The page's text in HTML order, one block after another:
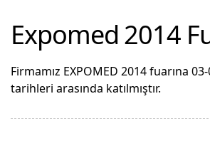
Expomed 2014
Firmamız EXPOMED 2014 fuarına
tarihleri arasında katılmıştır.